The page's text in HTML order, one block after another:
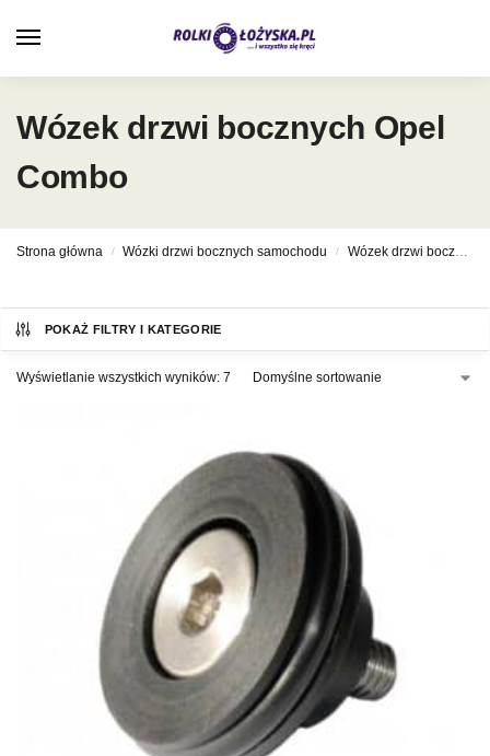
Wózek drzwi bocznych Opel
Combo
Strona główna / Wózki drzwi bocznych samochodu / Wózek drzwi bocznych Opel
POKAŻ FILTRY I KATEGORIE
Wyświetlanie wszystkich wyników: 7